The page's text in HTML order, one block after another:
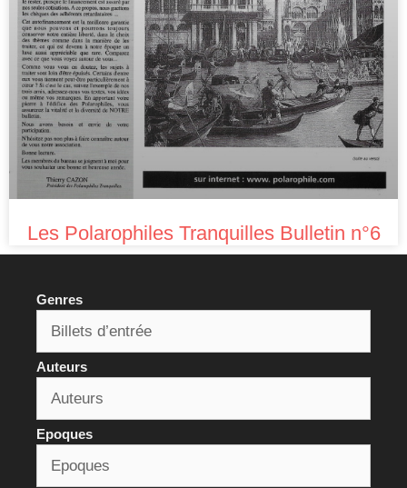
Les Polarophiles Tranquilles Bulletin n°6
Genres
Auteurs
Epoques